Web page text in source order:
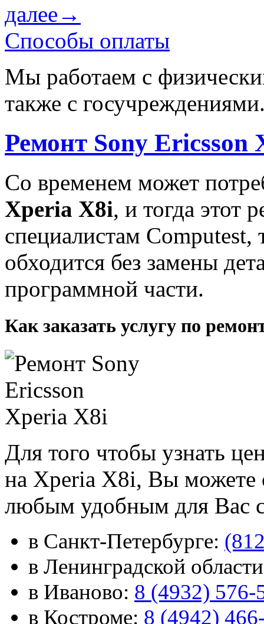
далее→
Способы оплаты
Мы работаем с
также с
Ремонт Sony Ericsson
Со временем может
Xperia X8i, и тогда этот
специалистам Computest,
обходится без замены
программной части.
Как заказать услугу по
Для того чтобы узнать
на Xperia X8i, Вы можете
любым удобным для Вас
в Санкт-Петербурге:
в Ленинградской
в Иваново: 8 (4932) 576-
в Костроме: 8 (4942)